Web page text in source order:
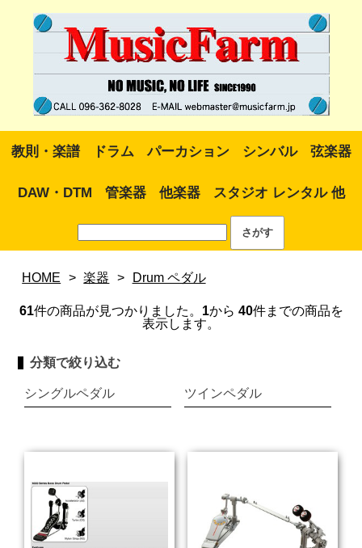
教則・楽譜 ドラム パーカション シンバル 弦楽器
DAW・DTM 管楽器 他楽器 スタジオ レンタル 他
HOME > 楽器 > Drum ペダル
61件の商品が見つかりました。 1から 40件までの商品を
表示します。
分類で絞り込む
シングルペダル ツインペダル